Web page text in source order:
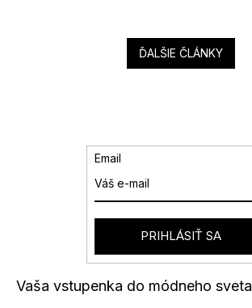
ĎALŠIE ČLÁNKY
Vaša vstupenka do módneho sveta
Email
PRIHLÁSIŤ SA